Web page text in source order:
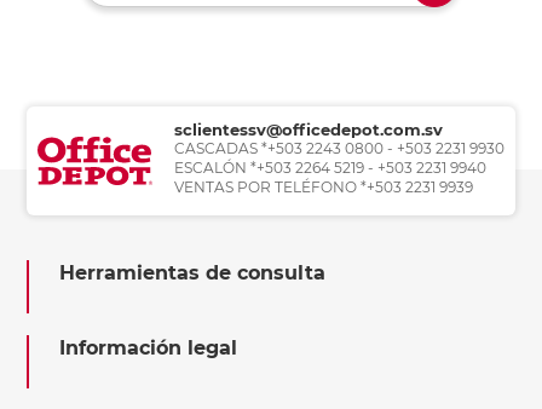
sclientessv@officedepot.com.sv
CASCADAS *+503 2243 0800 - +503 2231 9930
ESCALÓN *+503 2264 5219 - +503 2231 9940
VENTAS POR TELÉFONO *+503 2231 9939
Herramientas de consulta
Información legal